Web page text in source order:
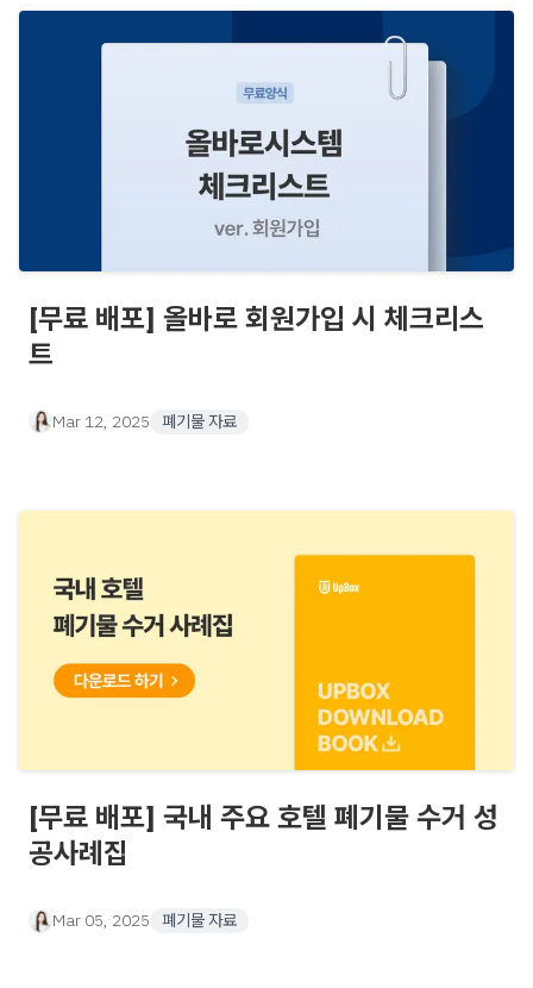
[무료 배포] 올바로 회원가입 시 체크리스
트
Mar 12, 2025 폐기물 자료
[무료 배포] 국내 주요 호텔 폐기물 수거 성
공사례집
Mar 05, 2025 폐기물 자료